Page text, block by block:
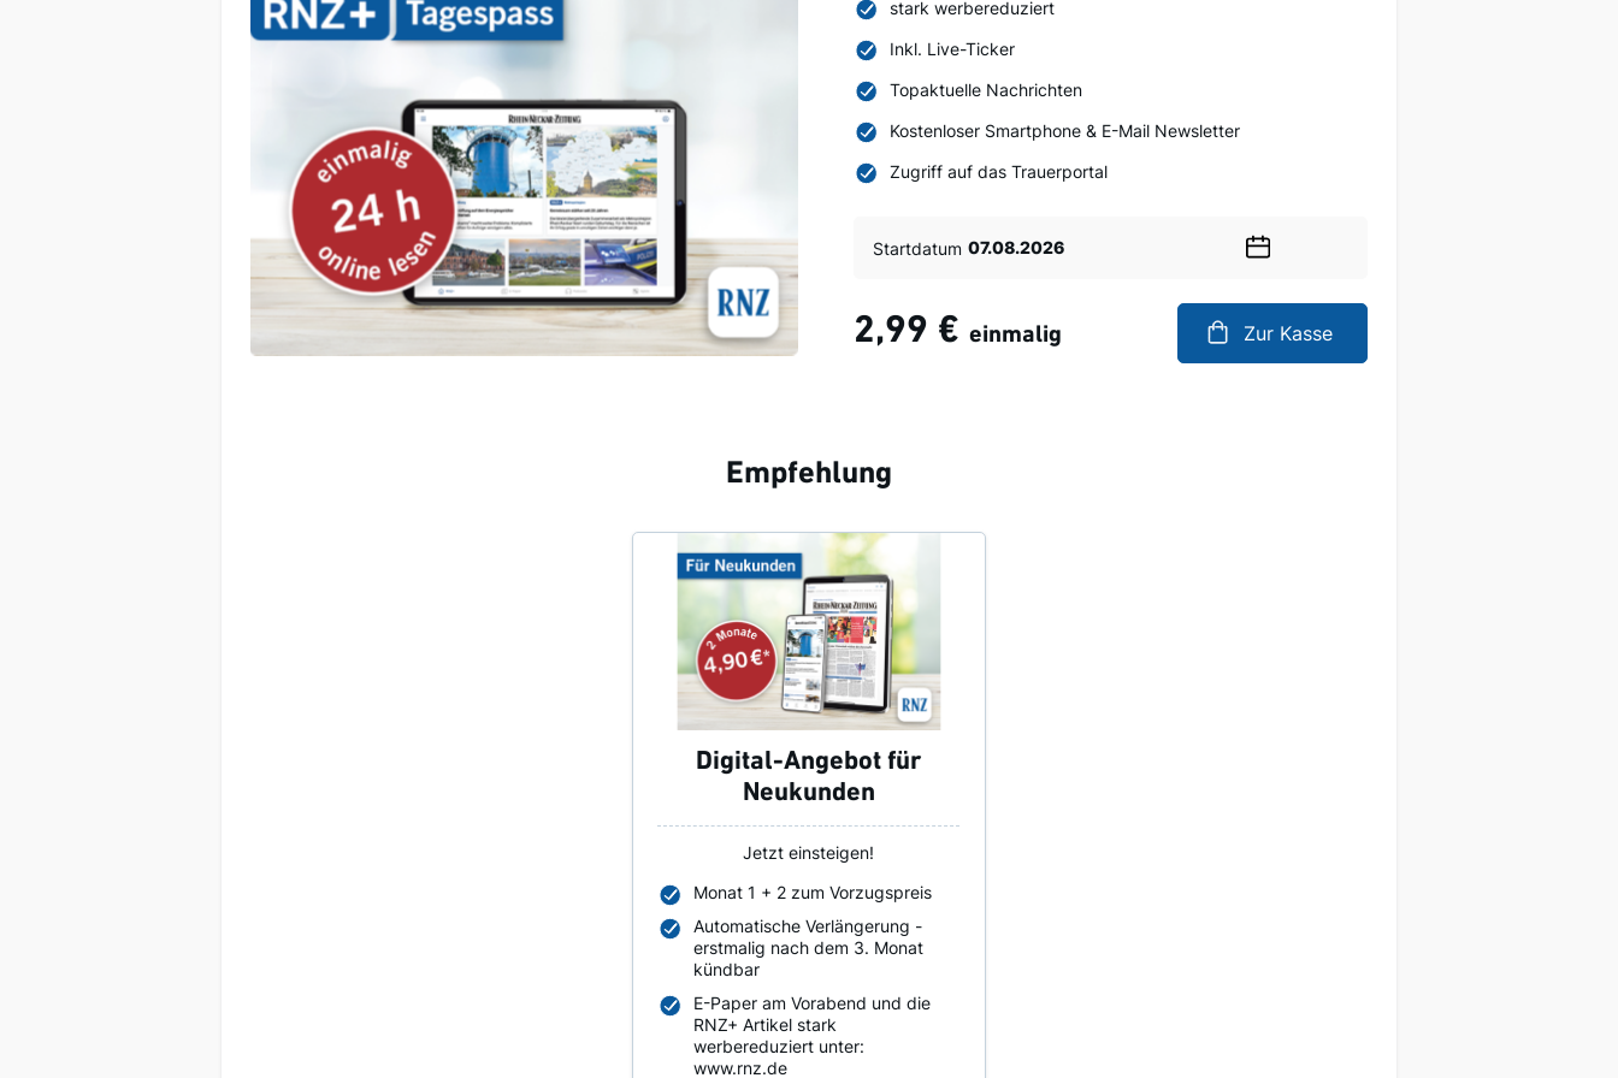
stark werbereduziert
Inkl. Live-Ticker
Topaktuelle Nachrichten
Kostenloser Smartphone & E-Mail Newsletter
Zugriff auf das Trauerportal
Startdatum
Datum
einmalig
2,99 € Zur Kasse
Empfehlung
Digital-Angebot für
Neukunden
Jetzt einsteigen!
Monat 1 + 2 zum Vorzugspreis
Automatische Verlängerung -
erstmalig nach dem 3. Monat
kündbar
E-Paper am Vorabend und die
RNZ+ Artikel stark
werbereduziert unter:
www.rnz.de